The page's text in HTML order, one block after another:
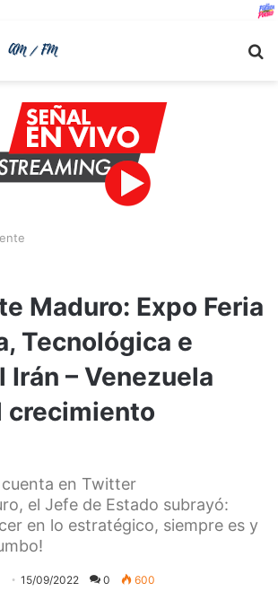
Maduro: Expo Feria
Tecnológica e
– Venezuela
crecimiento
en Twitter
el Jefe de Estado subrayó:
en lo estratégico, siempre es y
15/09/2022 0 600